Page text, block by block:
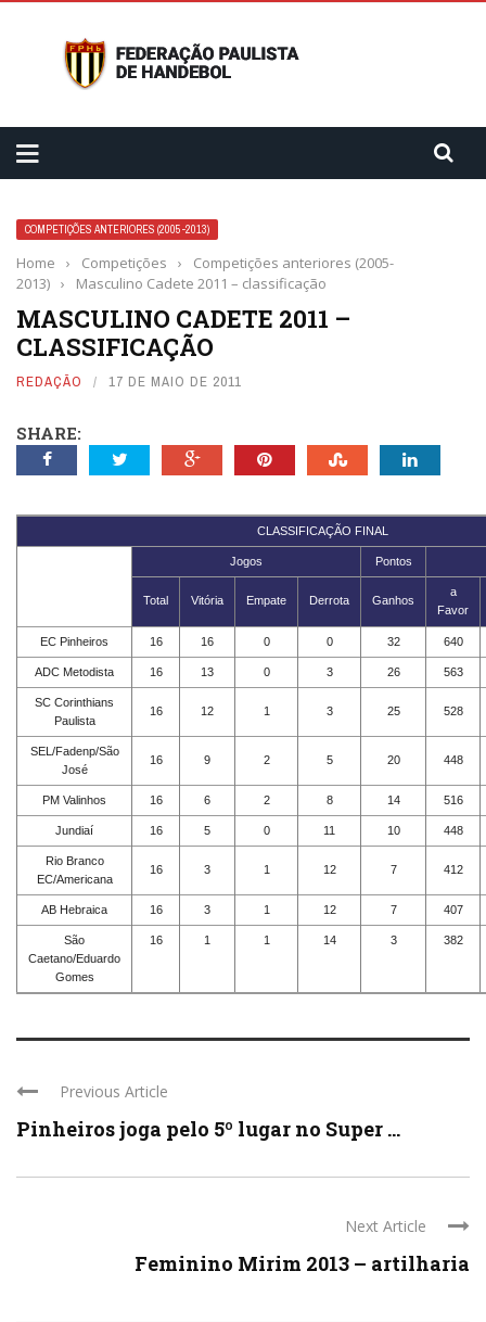
COMPETIÇÕES ANTERIORES (2005-2013)
Home › Competições ›
Competições anteriores (2005-
2013) › Masculino Cadete 2011 – classificação
MASCULINO CADETE 2011 –
CLASSIFICAÇÃO
REDAÇÃO 17 DE MAIO DE 2011
SHARE:
CLASSIFICAÇÃO FINAL
Jogos Pontos
Total Vitória Empate Derrota Ganhos
a
Favor
EC Pinheiros 16 16 0 0 32 640
ADC Metodista 16 13 0 3 26 563
SC Corinthians
Paulista
16 12 1 3 25 528
SEL/Fadenp/São
José
16 9 2 5 20 448
PM Valinhos 16 6 2 8 14 516
Jundiaí 16 5 0 11 10 448
Rio Branco
EC/Americana
16 3 1 12 7 412
AB Hebraica 16 3 1 12 7 407
São
Caetano/Eduardo
Gomes
16 1 1 14 3 382
Previous Article
Pinheiros joga pelo 5º lugar no Super ...
Next Article
Feminino Mirim 2013 – artilharia